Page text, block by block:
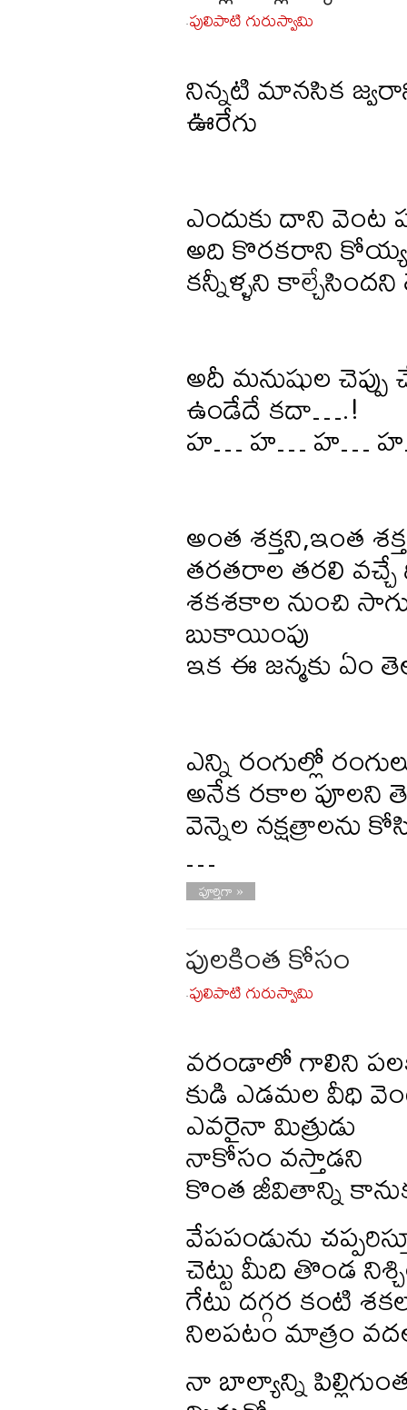
-పులిపాటి గురుస్వామి
నిన్నటి మానసిక
ఊరేగు
ఎందుకు దాని
అది కొరకరాని
కన్నీళ్ళని
అదీ మనుషుల చెప్పు
ఉండేదే కదా….!
హ… హ… హ…
అంత శక్తని,ఇంత
తరతరాల తరలి వచ్చే
శకశకాల నుంచి
బుకాయింపు
ఇక ఈ జన్మకు ఏం
ఎన్ని రంగుల్లో
అనేక రకాల పూలని
వెన్నెల నక్షత్రాలను
…
పూర్తిగా »
పులకింత కోసం
-పులిపాటి గురుస్వామి
వరండాలో గాలిని
కుడి ఎడమల వీధి
ఎవరైనా మిత్రుడు
నాకోసం వస్తాడని
కొంత జీవితాన్ని
వేపపండును
చెట్టు మీది తొండ
గేటు దగ్గర కంటి
నిలపటం మాత్రం
నా బాల్యాన్ని